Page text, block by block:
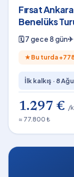
Fırsat
Benelüks
🗓7 gece 8 gün✈
★ Bu turda +
İlk kalkış · 8
1.297 € /
≈ 77.800 ₺